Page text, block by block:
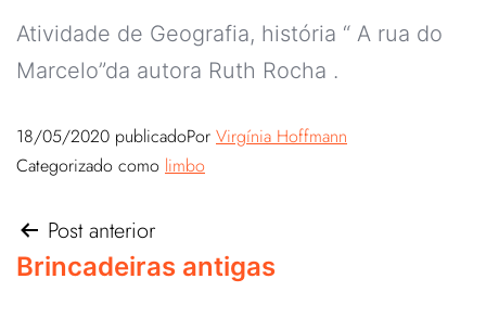
Atividade de Geografia, história “ A rua do
Marcelo”da autora Ruth Rocha .
18/05/2020 publicadoPor Virgínia Hoffmann
Categorizado como limbo
Post anterior
Brincadeiras antigas